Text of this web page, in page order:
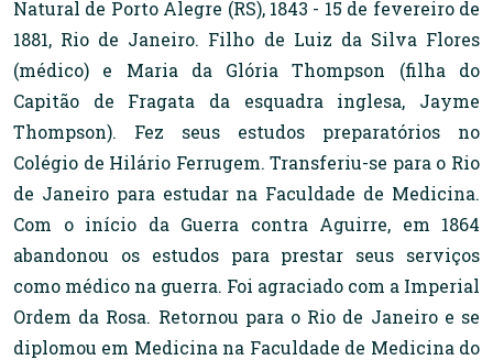
Natural de Porto Alegre (RS), 1843 - 15 de fevereiro de
1881, Rio de Janeiro. Filho de Luiz da Silva Flores
(médico) e Maria da Glória Thompson (filha do
Capitão de Fragata da esquadra inglesa, Jayme
Thompson). Fez seus estudos preparatórios no
Colégio de Hilário Ferrugem. Transferiu-se para o Rio
de Janeiro para estudar na Faculdade de Medicina.
Com o início da Guerra contra Aguirre, em 1864
abandonou os estudos para prestar seus serviços
como médico na guerra. Foi agraciado com a Imperial
Ordem da Rosa. Retornou para o Rio de Janeiro e se
diplomou em Medicina na Faculdade de Medicina do